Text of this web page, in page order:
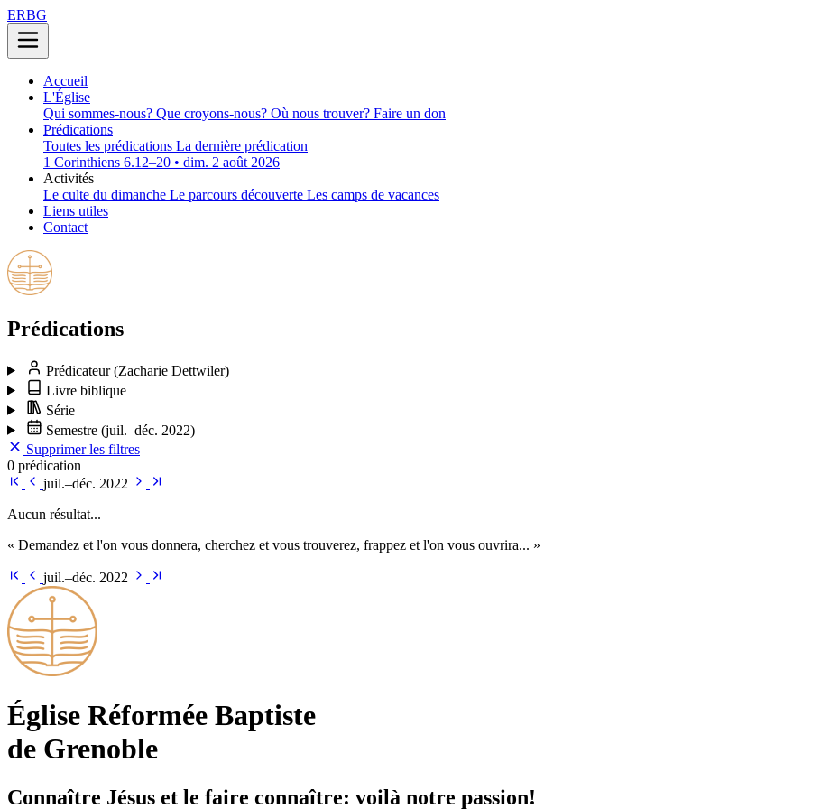
ERBG
Accueil
L'Église
Qui sommes-nous? Que croyons-nous? Où nous trouver? Faire un don
Prédications
Toutes les prédications La dernière prédication
1 Corinthiens 6.12–20 • dim. 2 août 2026
Activités
Le culte du dimanche Le parcours découverte Les camps de vacances
Liens utiles
Contact
Prédications
Prédicateur(Zacharie Dettwiler)
Livre biblique
Série
Semestre (juil.–déc. 2022)
Supprimer les filtres
0 prédication
juil.–déc. 2022
Aucun résultat...
« Demandez et l'on vous donnera, cherchez et vous trouverez, frappez et l'on vous ouvrira... »
juil.–déc. 2022
Église Ré­for­mée Bap­tiste
de Grenoble
Connaître Jésus et le faire connaître: voilà notre passion!